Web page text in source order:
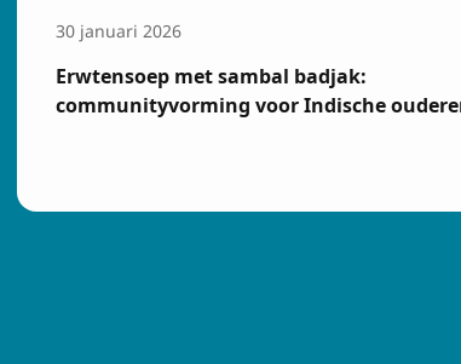
30 januari 2026
Erwtensoep met sambal badjak:
communityvorming voor Indische
Ik